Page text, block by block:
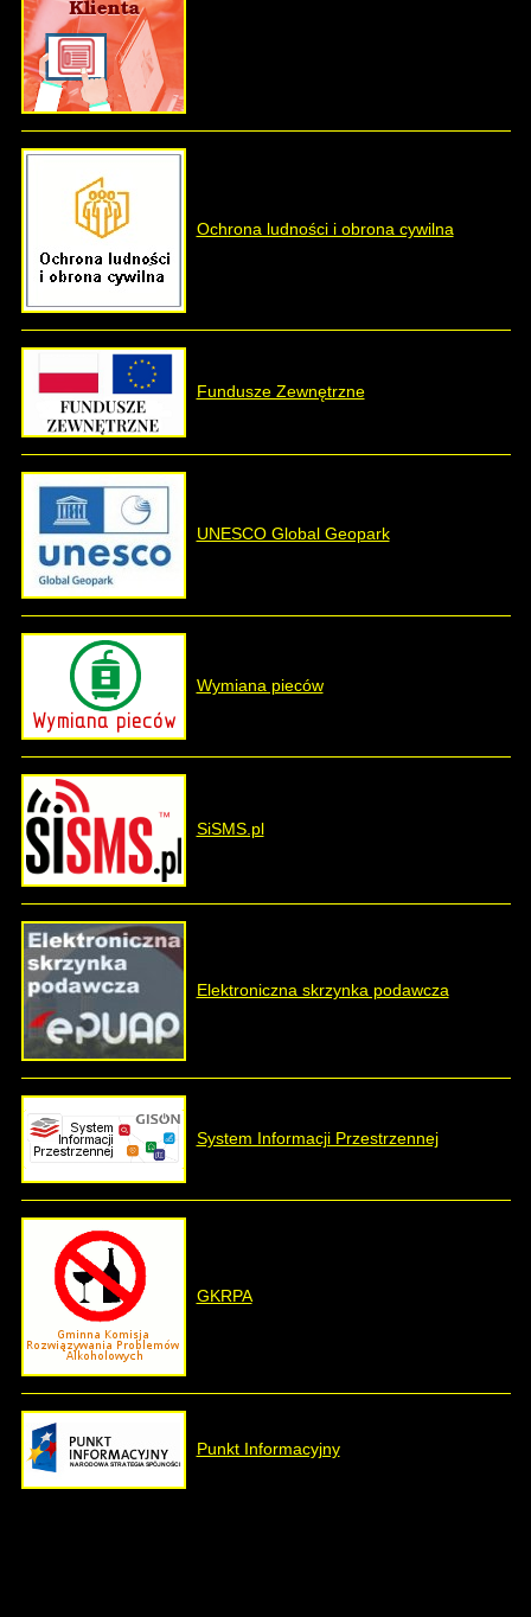
Ochrona ludności i obrona cywilna
Fundusze Zewnętrzne
UNESCO Global Geopark
Wymiana pieców
SiSMS.pl
Elektroniczna skrzynka podawcza
System Informacji Przestrzennej
GKRPA
Punkt Informacyjny